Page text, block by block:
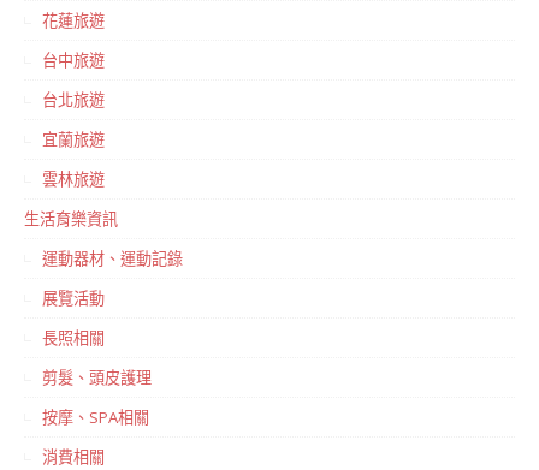
花蓮旅遊
台中旅遊
台北旅遊
宜蘭旅遊
雲林旅遊
生活育樂資訊
運動器材、運動記錄
展覽活動
長照相關
剪髮、頭皮護理
按摩、SPA相關
消費相關